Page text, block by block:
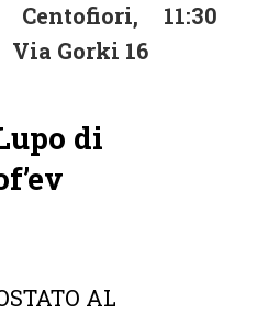
Centofiori,
Via Gorki 16
11:30
di
AL